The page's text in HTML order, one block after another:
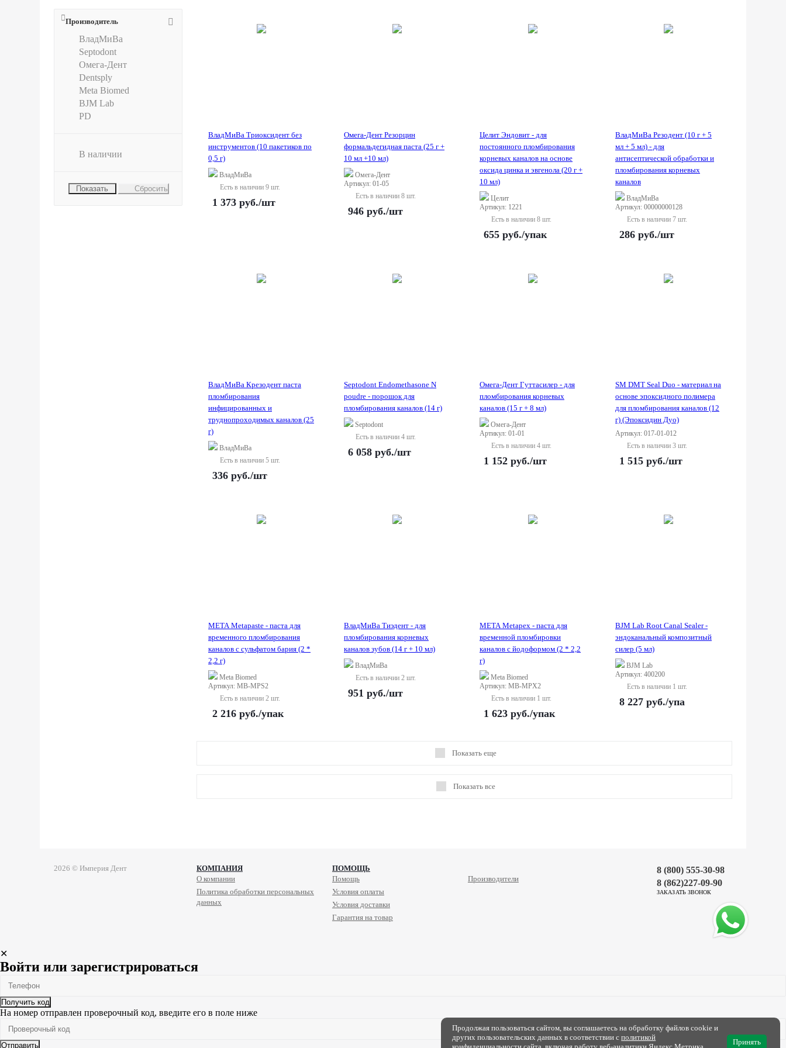
Производитель
ВладМиВа
Septodont
Омега-Дент
Dentsply
Meta Biomed
BJM Lab
PD
В наличии
Сбросить
ВладМиВа Триоксидент без
инструментов (10 пакетиков по
0,5 г)
ВладМиВа
Есть в наличии 9 шт.
1 373 руб./шт
Омега-Дент Резорцин
формальдегидная паста (25 г +
10 мл +10 мл)
Омега-Дент
Артикул: 01-05
Есть в наличии 8 шт.
946 руб./шт
Целит Эндовит - для
постоянного пломбирования
корневых каналов на основе
оксида цинка и эвгенола (20 г +
10 мл)
Целит
Артикул: 1221
Есть в наличии 8 шт.
655 руб./упак
ВладМиВа Резодент (10 г + 5
мл + 5 мл) - для
антисептической обработки и
пломбирования корневых
каналов
ВладМиВа
Артикул: 00000000128
Есть в наличии 7 шт.
286 руб./шт
ВладМиВа Крезодент паста
пломбирования
инфицированных и
труднопроходимых каналов (25
г)
ВладМиВа
Есть в наличии 5 шт.
336 руб./шт
Septodont Endomethasone N
poudre - порошок для
пломбирования каналов (14 г)
Septodont
Есть в наличии 4 шт.
6 058 руб./шт
Омега-Дент Гуттасилер - для
пломбирования корневых
каналов (15 г + 8 мл)
Омега-Дент
Артикул: 01-01
Есть в наличии 4 шт.
1 152 руб./шт
SM DMT Seal Duo - материал на
основе эпоксидного полимера
для пломбирования каналов (12
г) (Эпоксидин Дуо)
Артикул: 017-01-012
Есть в наличии 3 шт.
1 515 руб./шт
META Metapaste - паста для
временного пломбирования
каналов с сульфатом бария (2 *
2,2 г)
Meta Biomed
Артикул: MB-MPS2
Есть в наличии 2 шт.
2 216 руб./упак
ВладМиВа Тиэдент - для
пломбирования корневых
каналов зубов (14 г + 10 мл)
ВладМиВа
Есть в наличии 2 шт.
951 руб./шт
META Metapex - паста для
временной пломбировки
каналов с йодоформом (2 * 2,2
г)
Meta Biomed
Артикул: MB-MPX2
Есть в наличии 1 шт.
1 623 руб./упак
BJM Lab Root Canal Sealer -
эндоканальный композитный
силер (5 мл)
BJM Lab
Артикул: 400200
Есть в наличии 1 шт.
8 227 руб./упа
Показать еще
Показать все
2026 © Империя Дент КОМПАНИЯ
ПОМОЩЬ
О компании
Политика обработки персональных
данных
Помощь
Условия оплаты
Условия доставки
Гарантия на товар
Производители
8 (800) 555-30-98
8 (862)227-09-90
ЗАКАЗАТЬ ЗВОНОК
✕
Войти или зарегистрироваться
Получить код
На номер отправлен проверочный код, введите его в поле ниже
Отправить
Продолжая пользоваться сайтом, вы соглашаетесь на обработку файлов cookie и
других пользовательских данных в соответствии сполитикой
Принять